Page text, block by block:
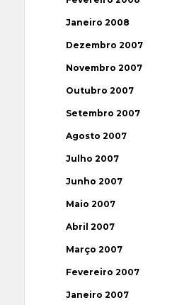
Janeiro 2008
Dezembro 2007
Novembro 2007
Outubro 2007
Setembro 2007
Agosto 2007
Julho 2007
Junho 2007
Maio 2007
Abril 2007
Março 2007
Fevereiro 2007
Janeiro 2007